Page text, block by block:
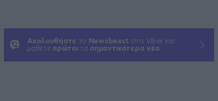
Ακολουθήστε το Newsbeast στο Viber και
μάθετε πρώτοι τα σημαντικότερα νέα